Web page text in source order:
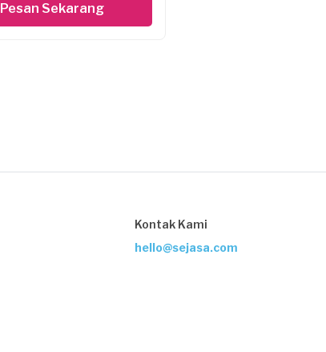
Pesan Sekarang
Kontak Kami
hello@sejasa.com